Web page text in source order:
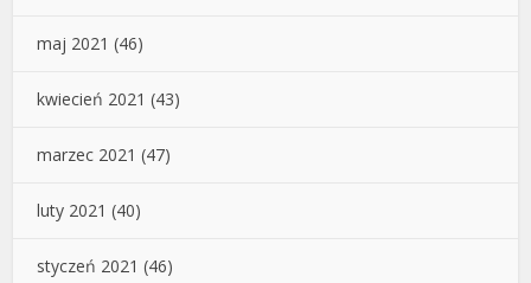
maj 2021 (46)
kwiecień 2021 (43)
marzec 2021 (47)
luty 2021 (40)
styczeń 2021 (46)